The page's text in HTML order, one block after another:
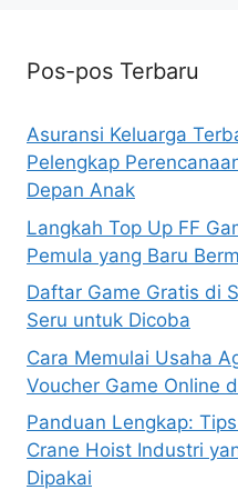
Pos-pos Terbaru
Asuransi Keluarga
Pelengkap
Depan Anak
Langkah Top Up FF
Pemula yang Baru
Daftar Game Gratis di
Seru untuk Dicoba
Cara Memulai Usaha
Voucher Game Online
Panduan Lengkap:
Crane Hoist Industri
Dipakai